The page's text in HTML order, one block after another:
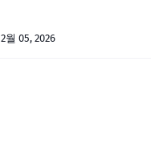
2월 05, 2026